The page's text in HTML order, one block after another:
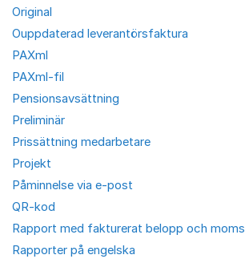
Original
Ouppdaterad leverantörsfaktura
PAXml
PAXml-fil
Pensionsavsättning
Preliminär
Prissättning medarbetare
Projekt
Påminnelse via e-post
QR-kod
Rapport med fakturerat belopp och moms
Rapporter på engelska